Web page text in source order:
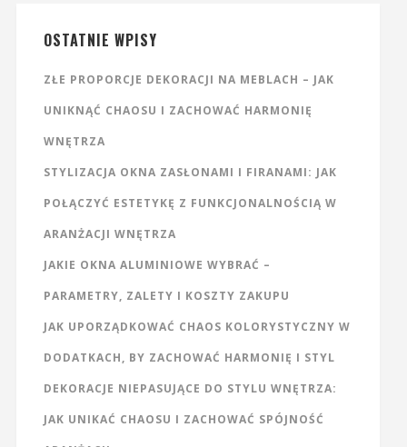
OSTATNIE WPISY
ZŁE PROPORCJE DEKORACJI NA MEBLACH – JAK
UNIKNĄĆ CHAOSU I ZACHOWAĆ HARMONIĘ
WNĘTRZA
STYLIZACJA OKNA ZASŁONAMI I FIRANAMI: JAK
POŁĄCZYĆ ESTETYKĘ Z FUNKCJONALNOŚCIĄ W
ARANŻACJI WNĘTRZA
JAKIE OKNA ALUMINIOWE WYBRAĆ –
PARAMETRY, ZALETY I KOSZTY ZAKUPU
JAK UPORZĄDKOWAĆ CHAOS KOLORYSTYCZNY W
DODATKACH, BY ZACHOWAĆ HARMONIĘ I STYL
DEKORACJE NIEPASUJĄCE DO STYLU WNĘTRZA:
JAK UNIKAĆ CHAOSU I ZACHOWAĆ SPÓJNOŚĆ